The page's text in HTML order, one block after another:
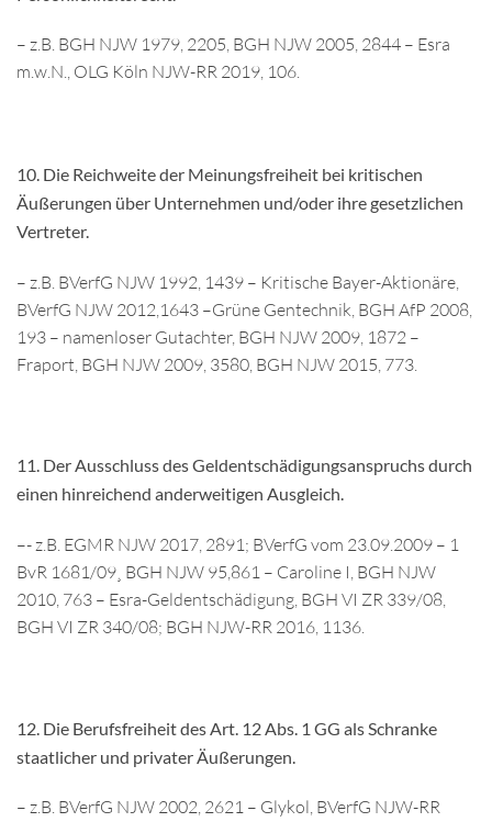
– z.B. BGH NJW 1979, 2205, BGH NJW 2005, 2844 – Esra
m.w.N., OLG Köln NJW-RR 2019, 106.
10. Die Reichweite der Meinungsfreiheit bei kritischen
Äußerungen über Unternehmen und/oder ihre gesetzlichen
Vertreter.
– z.B. BVerfG NJW 1992, 1439 – Kritische Bayer-Aktionäre,
BVerfG NJW 2012,1643 –Grüne Gentechnik, BGH AfP 2008,
193 – namenloser Gutachter, BGH NJW 2009, 1872 –
Fraport, BGH NJW 2009, 3580, BGH NJW 2015, 773.
11. Der Ausschluss des Geldentschädigungsanspruchs durch
einen hinreichend anderweitigen Ausgleich.
–- z.B. EGMR NJW 2017, 2891; BVerfG vom 23.09.2009 – 1
BvR 1681/09¸ BGH NJW 95,861 – Caroline I, BGH NJW
2010, 763 – Esra-Geldentschädigung, BGH VI ZR 339/08,
BGH VI ZR 340/08; BGH NJW-RR 2016, 1136.
12. Die Berufsfreiheit des Art. 12 Abs. 1 GG als Schranke
staatlicher und privater Äußerungen.
– z.B. BVerfG NJW 2002, 2621 – Glykol, BVerfG NJW-RR